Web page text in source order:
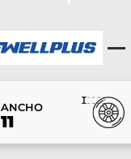
ANCHO
11